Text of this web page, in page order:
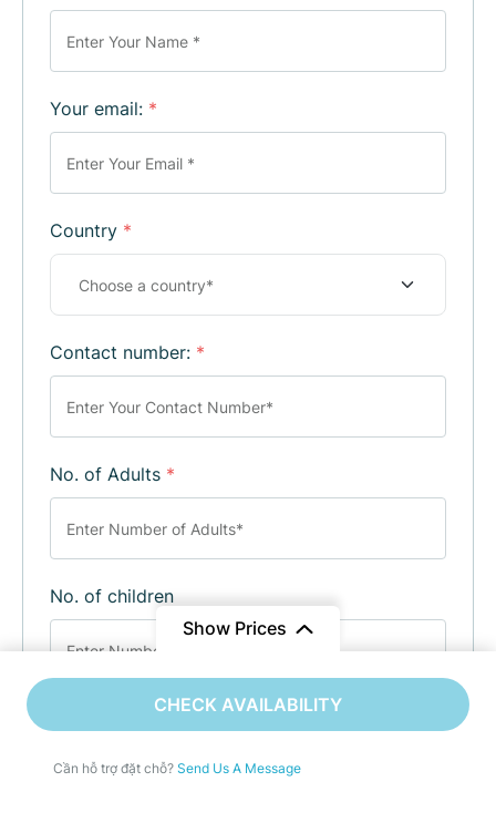
Your email: *
Country *
Contact number: *
No. of Adults *
No. of children
Enquiry Subject: *
Show Prices
Từ 10,390,000 ₫
8,990,000 ₫/ Adult
CHECK AVAILABILITY
Cần hỗ trợ đặt chỗ? Send Us A Message